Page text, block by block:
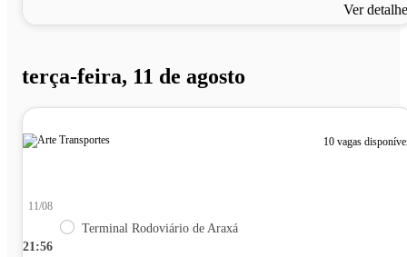
Ver
terça-feira, 11 de agosto
10 vagas
21:56
11/08
Terminal Rodoviário de Araxá